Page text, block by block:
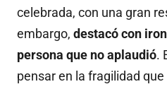
celebrada, con una gran
embargo, destacó con
persona que no aplaudió.
pensar en la fragilidad